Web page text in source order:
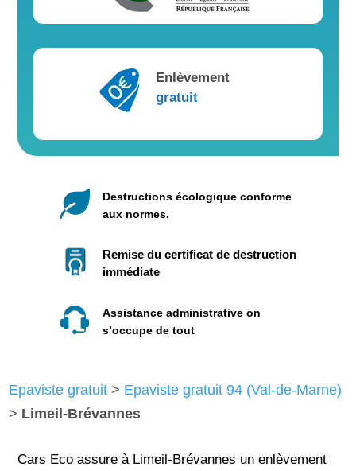
Enlèvement
gratuit
Destructions écologique conforme
aux normes.
Remise du certificat de destruction
immédiate
Assistance administrative on
s’occupe de tout
Epaviste gratuit > Epaviste gratuit 94 (Val-de-Marne)
> Limeil-Brévannes
Cars Eco assure à Limeil-Brévannes un enlèvement